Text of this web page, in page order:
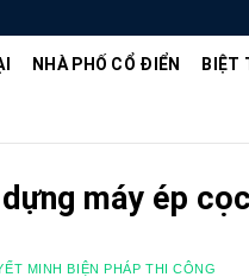
NHÀ PHỐ CỔ ĐIỂN BIỆT
máy ép
MINH BIỆN PHÁP THI CÔNG